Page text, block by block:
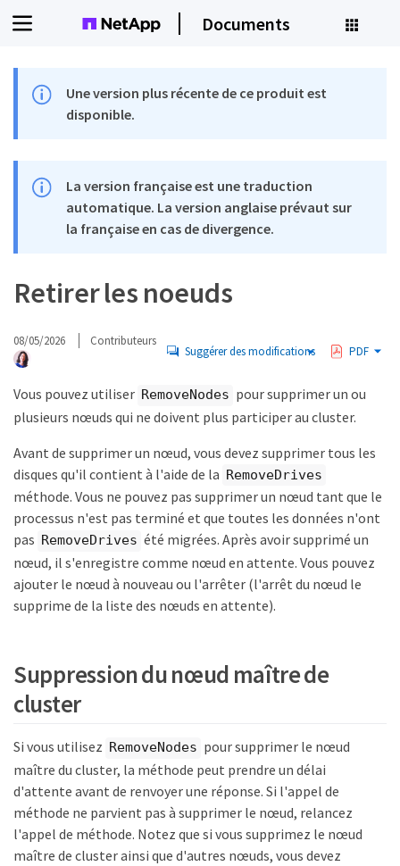
Documents
Une version plus récente de ce produit est
disponible.
La version française est une traduction
automatique. La version anglaise prévaut sur
la française en cas de divergence.
Retirer les noeuds
08/05/2026 Contributeurs
Suggérer des modifications PDF
Vous pouvez utiliser RemoveNodes pour supprimer un ou
plusieurs nœuds qui ne doivent plus participer au cluster.
Avant de supprimer un nœud, vous devez supprimer tous les
disques qu'il contient à l'aide de la RemoveDrives
méthode. Vous ne pouvez pas supprimer un nœud tant que le
processus n'est pas terminé et que toutes les données n'ont
pas RemoveDrives été migrées. Après avoir supprimé un
nœud, il s'enregistre comme nœud en attente. Vous pouvez
ajouter le nœud à nouveau ou l'arrêter (l'arrêt du nœud le
supprime de la liste des nœuds en attente).
Suppression du nœud maître de
cluster
Si vous utilisez RemoveNodes pour supprimer le nœud
maître du cluster, la méthode peut prendre un délai
d'attente avant de renvoyer une réponse. Si l'appel de
méthode ne parvient pas à supprimer le nœud, relancez
l'appel de méthode. Notez que si vous supprimez le nœud
maître de cluster ainsi que d'autres nœuds, vous devez